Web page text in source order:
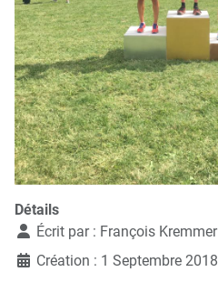
Détails
Écrit par : François Kremmer
Création : 1 Septembre 2018